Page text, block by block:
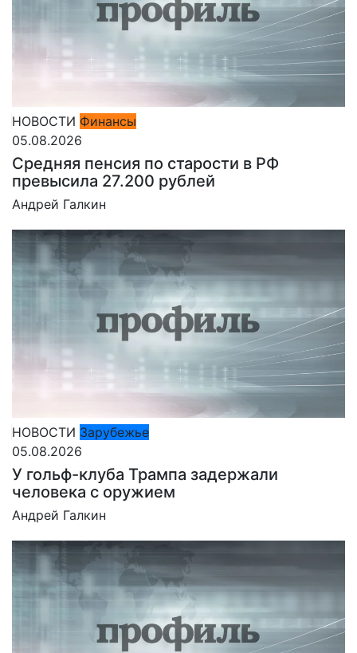
НОВОСТИ Финансы
05.08.2026
Средняя пенсия по старости в РФ
превысила 27.200 рублей
Андрей Галкин
НОВОСТИ Зарубежье
05.08.2026
У гольф-клуба Трампа задержали
человека с оружием
Андрей Галкин